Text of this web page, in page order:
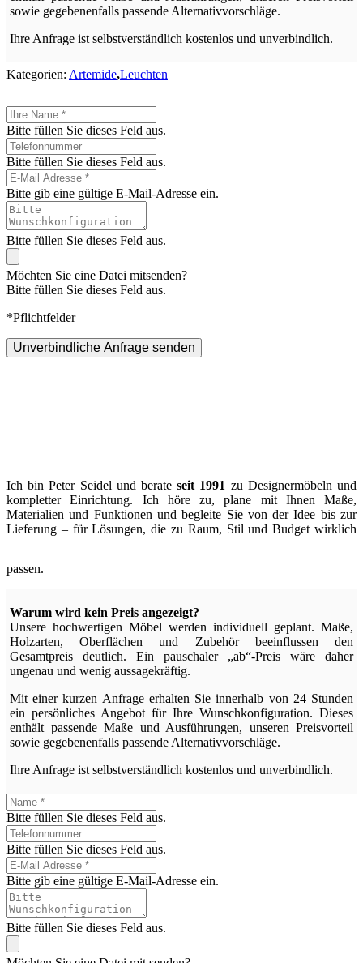
sowie gegebenenfalls passende Alternativvorschläge.
Ihre Anfrage ist selbstverständlich kostenlos und unverbindlich.
Kategorien: Artemide,Leuchten
Bitte füllen Sie dieses Feld aus.
Bitte füllen Sie dieses Feld aus.
Bitte gib eine gültige E-Mail-Adresse ein.
Bitte füllen Sie dieses Feld aus.
Möchten Sie eine Datei mitsenden?
Bitte füllen Sie dieses Feld aus.
*Pflichtfelder
Unverbindliche Anfrage senden
Ich bin Peter Seidel und berateseit 1991 zu Designermöbeln und
kompletter Einrichtung. Ich höre zu, plane mit Ihnen Maße,
Materialien und Funktionen und begleite Sie von der Idee bis zur
Lieferung – für Lösungen, die zu Raum, Stil und Budget wirklich
passen.
Warum wird kein Preis angezeigt?
Unsere hochwertigen Möbel werden individuell geplant. Maße,
Holzarten, Oberflächen und Zubehör beeinflussen den
Gesamtpreis deutlich. Ein pauschaler „ab“-Preis wäre daher
ungenau und wenig aussagekräftig.
Mit einer kurzen Anfrage erhalten Sie innerhalb von 24 Stunden
ein persönliches Angebot für Ihre Wunschkonfiguration. Dieses
enthält passende Maße und Ausführungen, unseren Preisvorteil
sowie gegebenenfalls passende Alternativvorschläge.
Ihre Anfrage ist selbstverständlich kostenlos und unverbindlich.
Bitte füllen Sie dieses Feld aus.
Bitte füllen Sie dieses Feld aus.
Bitte gib eine gültige E-Mail-Adresse ein.
Bitte füllen Sie dieses Feld aus.